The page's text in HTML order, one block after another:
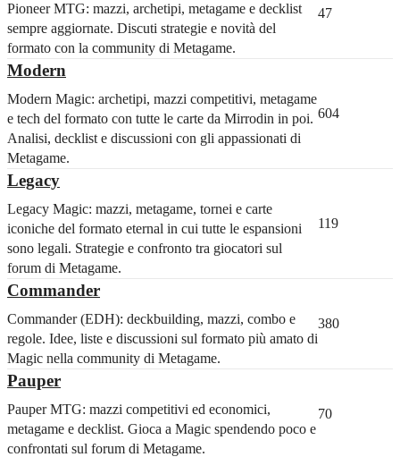
Pioneer MTG: mazzi, archetipi, metagame e decklist
sempre aggiornate. Discuti strategie e novità del
formato con la community di Metagame.
47
Modern
Modern Magic: archetipi, mazzi competitivi, metagame
e tech del formato con tutte le carte da Mirrodin in poi.
Analisi, decklist e discussioni con gli appassionati di
Metagame.
604
Legacy
Legacy Magic: mazzi, metagame, tornei e carte
iconiche del formato eternal in cui tutte le espansioni
sono legali. Strategie e confronto tra giocatori sul
forum di Metagame.
119
Commander
Commander (EDH): deckbuilding, mazzi, combo e
regole. Idee, liste e discussioni sul formato più amato di
Magic nella community di Metagame.
380
Pauper
Pauper MTG: mazzi competitivi ed economici,
metagame e decklist. Gioca a Magic spendendo poco e
confrontati sul forum di Metagame.
70